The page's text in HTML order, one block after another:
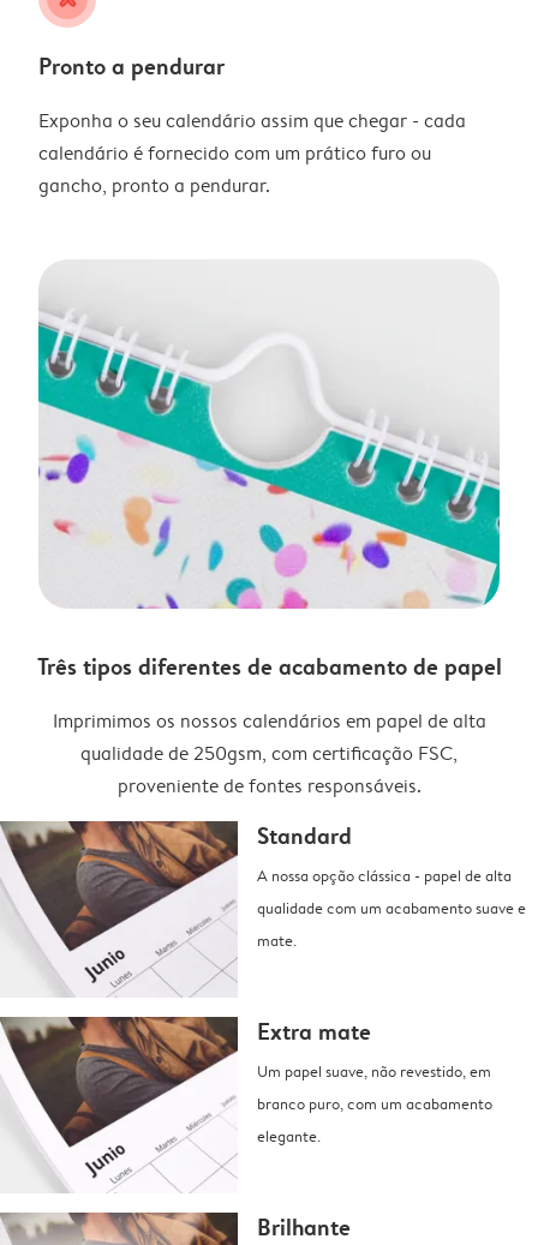
Pronto a pendurar
Exponha o seu calendário assim que chegar - cada
calendário é fornecido com um prático furo ou
gancho, pronto a pendurar.
Três tipos diferentes de acabamento de papel
Imprimimos os nossos calendários em papel de alta
qualidade de 250gsm, com certificação FSC,
proveniente de fontes responsáveis.
Standard
A nossa opção clássica - papel de alta
qualidade com um acabamento suave e
mate.
Extra mate
Um papel suave, não revestido, em
branco puro, com um acabamento
elegante.
Brilhante